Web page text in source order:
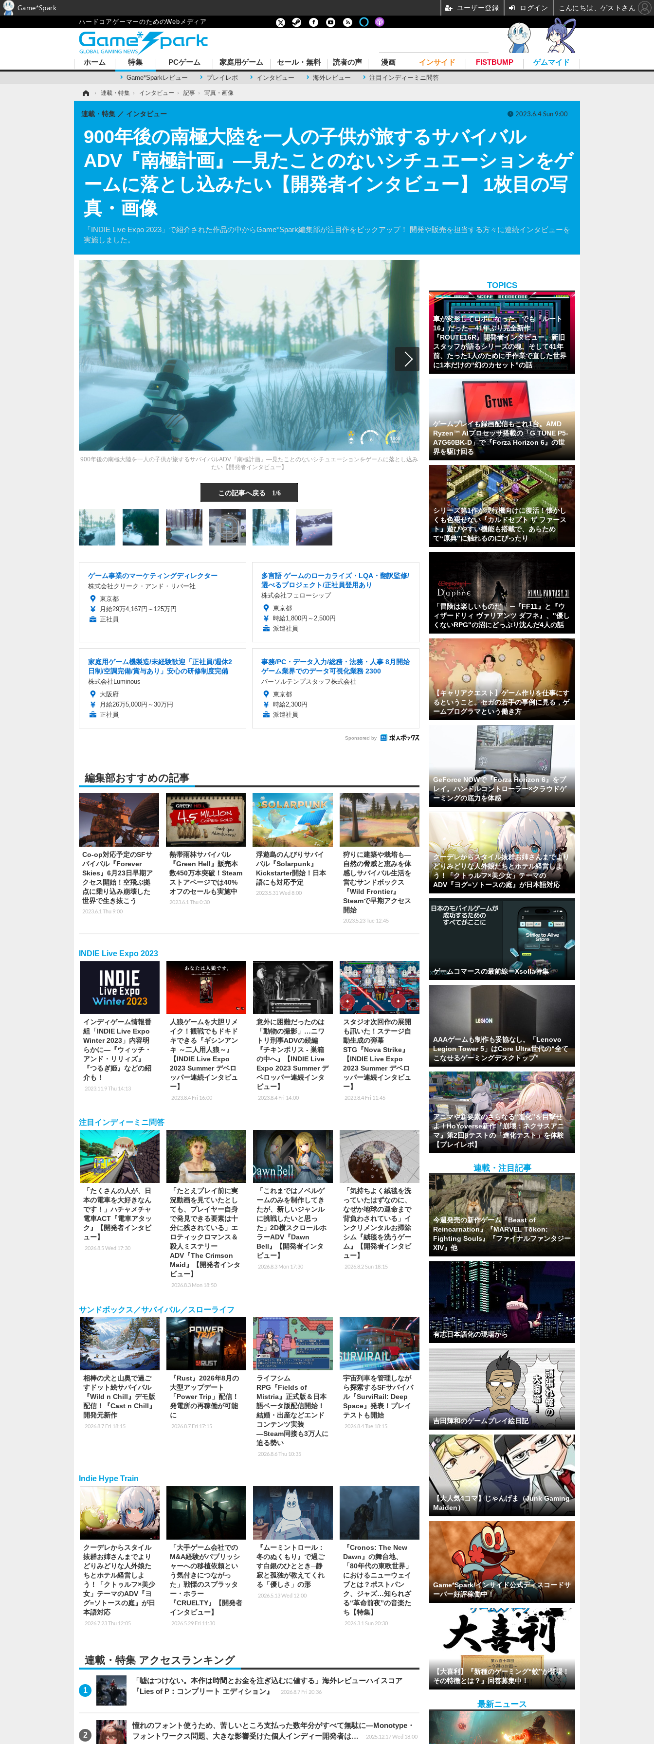
ハードコアゲーマーのためのWebメディア
ホーム 特集
Game*Sparkレビュー プレイレポ インタビュー 海外レビュー 注目インディーミニ問答
PCゲーム 家庭用ゲーム セール・無料 読者の声 漫画 インサイド FISTBUMP ゲムマイド
› 連載・特集 › インタビュー › 記事 › 写真・画像
900年後の南極大陸を一人の子供が旅するサバイバル
ADV『南極計画』―見たことのないシチュエーションをゲ
ームに落とし込みたい【開発者インタビュー】 1枚目の写
真・画像
「INDIE Live Expo 2023」で紹介された作品の中からGame*Spark編集部が注目作をピックアップ！ 開発や販売を担当する方々に連続インタビューを
実施しました。
連載・特集 インタビュー 2023.6.4 Sun 9:00
900年後の南極大陸を一人の子供が旅するサバイバルADV『南極計画』―見たことのないシチュエーションをゲームに落とし込み
たい【開発者インタビュー】
この記事へ戻る 1/6
ゲーム事業のマーケティングディレクター
株式会社クリーク・アンド・リバー社
東京都
月給29万4,167円～125万円
正社員
多言語 ゲームのローカライズ・LQA・翻訳監修/
選べるプロジェクト/正社員登用あり
株式会社フェローシップ
東京都
時給1,800円～2,500円
派遣社員
家庭用ゲーム機製造/未経験歓迎「正社員/週休2
日制/空調完備/賞与あり」安心の研修制度完備
株式会社Luminous
大阪府
月給26万5,000円～30万円
正社員
事務/PC・データ入力/総務・法務・人事 8月開始
ゲーム業界でのデータ可視化業務 2300
パーソルテンプスタッフ株式会社
東京都
時給2,300円
派遣社員
Sponsored by
編集部おすすめの記事
Co-op対応予定のSFサ
バイバル『Forever
Skies』6月23日早期ア
クセス開始！空飛ぶ拠
点に乗り込み崩壊した
世界で生き抜こう
2023.6.1 Thu 9:00
熱帯雨林サバイバル
『Green Hell』販売本
数450万本突破！Steam
ストアページでは40%
オフのセールも実施中
2023.6.1 Thu 0:30
浮遊島のんびりサバイ
バル『Solarpunk』
Kickstarter開始！日本
語にも対応予定
2023.5.31 Wed 8:00
狩りに建築や栽培も―
自然の脅威と恵みを体
感しサバイバル生活を
営むサンドボックス
『Wild Frontier』
Steamで早期アクセス
開始
2023.5.23 Tue 12:45
INDIE Live Expo 2023
インディゲーム情報番
組「INDIE Live Expo
Winter 2023」内容明
らかに―『ウィッチ・
アンド・リリィズ』
『つるぎ姫』などの紹
介も！
2023.11.9 Thu 14:13
人狼ゲームを大胆リメ
イク！観戦でもドキド
キできる『ギシンアン
キ ～二人用人狼～』
【INDIE Live Expo
2023 Summer デベロ
ッパー連続インタビュ
ー】
2023.8.4 Fri 16:00
意外に困難だったのは
「動物の撮影」…ニワ
トリ刑事ADVの続編
『チキンポリス - 巣箱
の中へ』【INDIE Live
Expo 2023 Summer デ
ベロッパー連続インタ
ビュー】
2023.8.4 Fri 14:00
スタジオ次回作の展開
も訊いた！ステージ自
動生成の弾幕
STG『Nova Strike』
【INDIE Live Expo
2023 Summer デベロ
ッパー連続インタビュ
ー】
2023.8.4 Fri 11:45
注目インディーミニ問答
「たくさんの人が、日
本の電車を大好きなん
です！」ハチャメチャ
電車ACT『電車アタッ
ク』【開発者インタビ
ュー】
2026.8.5 Wed 17:30
「たとえプレイ前に実
況動画を見ていたとし
ても、プレイヤー自身
で発見できる要素は十
分に残されている」エ
ロティックロマンス＆
殺人ミステリー
ADV『The Crimson
Maid』【開発者インタ
ビュー】
2026.8.3 Mon 18:50
「これまではノベルゲ
ームのみを制作してき
たが、新しいジャンル
に挑戦したいと思っ
た」2D横スクロールホ
ラーADV『Dawn
Bell』【開発者インタ
ビュー】
2026.8.3 Mon 17:30
「気持ちよく絨毯を洗
っていたはずなのに、
なぜか地球の運命まで
背負わされている」イ
ンクリメンタルお掃除
シム『絨毯を洗うゲー
ム』【開発者インタビ
ュー】
2026.8.2 Sun 18:15
サンドボックス／サバイバル／スローライフ
相棒の犬と山奥で過ご
すドット絵サバイバル
『Wild n Chill』デモ版
配信！『Cast n Chill』
開発元新作
2026.8.7 Fri 18:15
『Rust』2026年8月の
大型アップデート
「Power Trip」配信！
発電所の再稼働が可能
に
2026.8.7 Fri 17:15
ライフシム
RPG『Fields of
Mistria』正式版＆日本
語ベータ版配信開始！
結婚・出産などエンド
コンテンツ実装
―Steam同接も3万人に
迫る勢い
2026.8.6 Thu 10:35
宇宙列車を管理しなが
ら探索するSFサバイバ
ル『SurviRail: Deep
Space』発表！プレイ
テストも開始
2026.8.4 Tue 18:15
Indie Hype Train
クーデレからスタイル
抜群お姉さんまでより
どりみどりな人外娘た
ちとホテル経営しよ
う！「クトゥルフ×美少
女」テーマのADV『ヨ
グ=ソトースの庭』が日
本語対応
2026.7.23 Thu 12:05
「大手ゲーム会社での
M&A経験がパブリッシ
ャーへの移植依頼とい
う気付きにつながっ
た」戦慄のスプラッタ
ー・ホラー
『CRUELTY』【開発者
インタビュー】
2026.5.29 Fri 11:30
『ムーミントロール：
冬のぬくもり』で過ご
す白銀のひととき─静
寂と孤独が教えてくれ
る「優しさ」の形
2026.5.13 Wed 12:00
『Cronos: The New
Dawn』の舞台地、
「80年代の東欧世界」
におけるニューウェイ
ブとは？ポストパン
ク、ジャズ…知られざ
る“革命前夜”の音楽た
ち【特集】
2026.3.1 Sun 20:30
連載・特集 アクセスランキング
「嘘はつけない。本作は時間とお金を注ぎ込むに値する」海外レビューハイスコア
『Lies of P：コンプリート エディション』
2026.8.7 Fri 20:36
憧れのフォント使うため、苦しいところ支払った数年分がすべて無駄に―Monotype・
フォントワークス問題、大きな影響受けた個人インディー開発者は…
2025.12.17 Wed 18:00
TOPICS
車が変形してロボになった、でも『ルート
16』だった―41年ぶり完全新作
『ROUTE16R』開発者インタビュー。新旧
スタッフが語るシリーズの魂。そして41年
前、たった1人のために手作業で直した世界
に1本だけの“幻のカセット”の話
ゲームプレイも録画配信もこれ1台。AMD
Ryzen™ AIプロセッサ搭載の「G TUNE P5-
A7G60BK-D」で『Forza Horizon 6』の世
界を駆け回る
シリーズ第1作が現行機向けに復活！懐かし
くも色褪せない『カルドセプト ザ ファース
ト』遊びやすい機能も搭載で、あらため
て“原典”に触れるのにぴったり
「冒険は楽しいものだ」 ─『FF11』と『ウ
ィザードリィ ヴァリアンツ ダフネ』、"優し
くないRPG"の沼にどっぷり沈んだ4人の話
【キャリアクエスト】ゲーム作りを仕事にす
るということ。セガの若手の事例に見る，ゲ
ームプログラマという働き方
GeForce NOWで『Forza Horizon 6』をプ
レイ。ハンドルコントローラー×クラウドゲ
ーミングの底力を体感
クーデレからスタイル抜群お姉さんまでより
どりみどりな人外娘たちとホテル経営しよ
う！「クトゥルフ×美少女」テーマの
ADV『ヨグ=ソトースの庭』が日本語対応
ゲームコマースの最前線ーXsolla特集
AAAゲームも制作も妥協なし。「Lenovo
Legion Tower 5」はCore Ultra世代の“全て
こなせるゲーミングデスクトップ”
アニマや新要素のさらなる“進化”を目撃せ
よ！HoYoverse新作『崩壊：ネクサスアニ
マ』第2回βテストの「進化テスト」を体験
【プレイレポ】
連載・注目記事
今週発売の新作ゲーム『Beast of
Reincarnation』『MARVEL Tōkon:
Fighting Souls』『ファイナルファンタジー
XIV』他
有志日本語化の現場から
吉田輝和のゲームプレイ絵日記
【大人気4コマ】じゃんげま（Junk Gaming
Maiden）
Game*Spark/インサイド公式ディスコードサ
ーバー好評稼働中！
【大喜利】『新種のゲーミング“蚊”が登場！
その特徴とは？』回答募集中！
最新ニュース
Game*Spark ユーザー登録 ログイン こんにちは、ゲストさん